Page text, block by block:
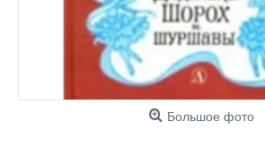
Большое фото